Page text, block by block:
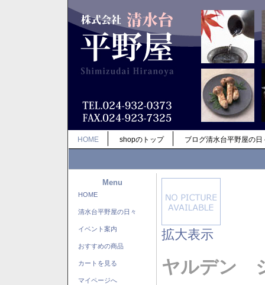
HOME shopのトップ ブログ清水台平野屋の日
Menu
HOME
清水台平野屋の日々
イベント案内
おすすめの商品
カートを見る
マイページへ
拡大表示
ヤルデン